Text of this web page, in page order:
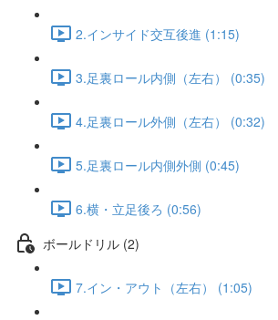
2.インサイド交互後進 (1:15)
3.足裏ロール内側（左右） (0:35)
4.足裏ロール外側（左右） (0:32)
5.足裏ロール内側外側 (0:45)
6.横・立足後ろ (0:56)
ボールドリル (2)
7.イン・アウト（左右） (1:05)